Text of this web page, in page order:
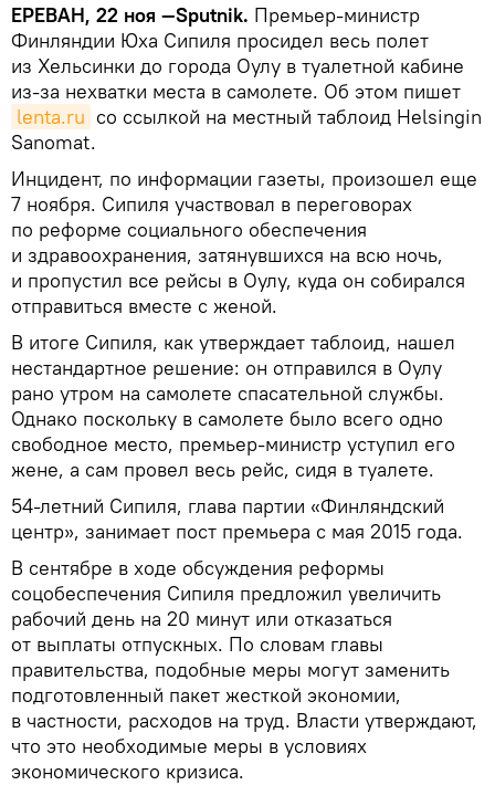
ЕРЕВАН, 22 ноя —Sputnik. Премьер-министр
Финляндии Юха Сипиля просидел весь полет
из Хельсинки до города Оулу в туалетной кабине
из-за нехватки места в самолете. Об этом пишет
lenta.ru со ссылкой на местный таблоид Helsingin
Sanomat.
Инцидент, по информации газеты, произошел еще
7 ноября. Сипиля участвовал в переговорах
по реформе социального обеспечения
и здравоохранения, затянувшихся на всю ночь,
и пропустил все рейсы в Оулу, куда он собирался
отправиться вместе с женой.
В итоге Сипиля, как утверждает таблоид, нашел
нестандартное решение: он отправился в Оулу
рано утром на самолете спасательной службы.
Однако поскольку в самолете было всего одно
свободное место, премьер-министр уступил его
жене, а сам провел весь рейс, сидя в туалете.
54-летний Сипиля, глава партии «Финляндский
центр», занимает пост премьера с мая 2015 года.
В сентябре в ходе обсуждения реформы
соцобеспечения Сипиля предложил увеличить
рабочий день на 20 минут или отказаться
от выплаты отпускных. По словам главы
правительства, подобные меры могут заменить
подготовленный пакет жесткой экономии,
в частности, расходов на труд. Власти утверждают,
что это необходимые меры в условиях
экономического кризиса.